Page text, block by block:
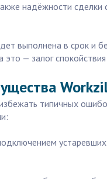
надёжности сделки
выполнена в срок и
— залог спокойствия
типичных